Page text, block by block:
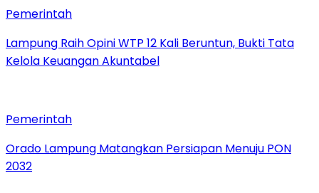
Pemerintah
Lampung Raih Opini WTP 12 Kali Beruntun, Bukti Tata
Kelola Keuangan Akuntabel
Pemerintah
Orado Lampung Matangkan Persiapan Menuju PON
2032